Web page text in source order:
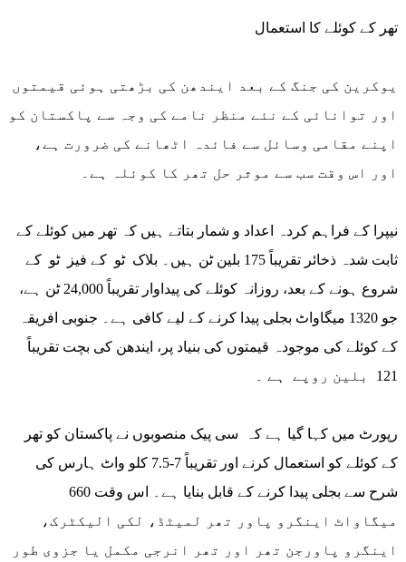
تھر کے کوئلے کا استعمال
یوکرین کی جنگ کے بعد ایندھن کی بڑھتی ہوئی قیمتوں
اور توانائی کے نئے منظر نامے کی وجہ سے پاکستان کو
اپنے مقامی وسائل سے فائدہ اٹھانے کی ضرورت ہے،
اور اس وقت سب سے موثر حل تھر کا کوئلہ ہے۔
نیپرا کے فراہم کردہ اعداد و شمار بتاتے ہیں کہ تھر میں کوئلے کے
ثابت شدہ ذخائر تقریباً 175 بلین ٹن ہیں۔ بلاک ٹو کے فیز ٹو کے
شروع ہونے کے بعد، روزانہ کوئلے کی پیداوار تقریباً 24,000 ٹن ہے،
جو 1320 میگاواٹ بجلی پیدا کرنے کے لیے کافی ہے۔ جنوبی افریقہ
کے کوئلے کی موجودہ قیمتوں کی بنیاد پر، ایندھن کی بچت تقریباً
121 بلین روپے ہے ۔
رپورٹ میں کہا گیا ہے کہ سی پیک منصوبوں نے پاکستان کو تھر
کے کوئلے کو استعمال کرنے اور تقریباً 7-7.5 کلو واٹ ہارس کی
شرح سے بجلی پیدا کرنے کے قابل بنایا ہے۔ اس وقت 660
میگاواٹ اینگرو پاور تھر لمیٹڈ، لکی الیکٹرک،
اینگرو پاورجن تھر اور تھر انرجی مکمل یا جزوی طور